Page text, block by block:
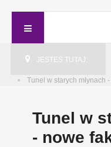
JESTEŚ TUTAJ:
Tunel w starych młynach
Tunel w
- nowe